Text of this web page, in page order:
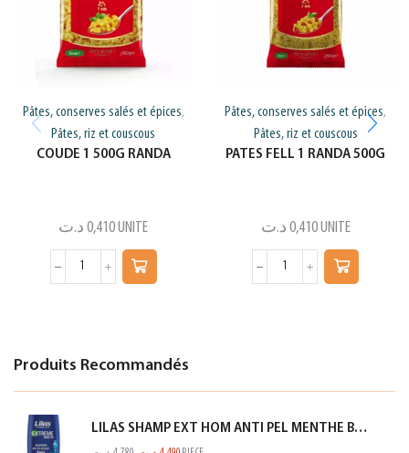
Pâtes, conserves salés et épices,
Pâtes, riz et couscous
COUDE 1 500G RANDA
0,410 د.ت UNITE
Pâtes, conserves salés et épices,
Pâtes, riz et couscous
PATES FELL 1 RANDA 500G
0,410 د.ت UNITE
Produits Recommandés
LILAS SHAMP EXT HOM ANTI PEL MENTHE BLEU 350ML